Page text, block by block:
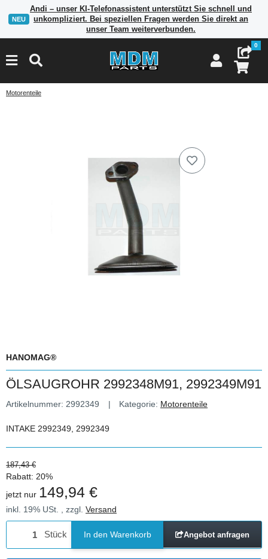
NEU
Andi – unser KI-Telefonassistent unterstützt Sie schnell und
unkompliziert. Bei speziellen Fragen werden Sie direkt an
unser Team weiterverbunden.
0
Motorenteile
HANOMAG®
ÖLSAUGROHR 2992348M91, 2992349M91
Artikelnummer: 2992349 Kategorie: Motorenteile
INTAKE 2992349, 2992349
187,43 €
Rabatt: 20%
jetzt nur 149,94 €
inkl. 19% USt. , zzgl. Versand
Stück In den Warenkorb Angebot anfragen